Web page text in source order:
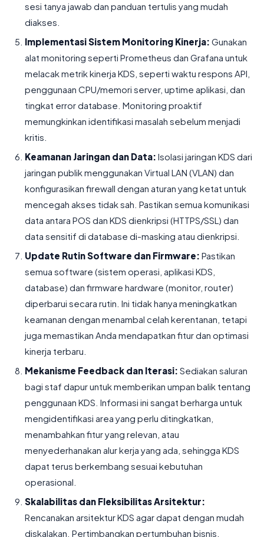
sesi tanya jawab dan panduan tertulis yang mudah
diakses.
Implementasi Sistem Monitoring Kinerja: Gunakan
alat monitoring seperti Prometheus dan Grafana untuk
melacak metrik kinerja KDS, seperti waktu respons API,
penggunaan CPU/memori server, uptime aplikasi, dan
tingkat error database. Monitoring proaktif
memungkinkan identifikasi masalah sebelum menjadi
kritis.
Keamanan Jaringan dan Data: Isolasi jaringan KDS dari
jaringan publik menggunakan Virtual LAN (VLAN) dan
konfigurasikan firewall dengan aturan yang ketat untuk
mencegah akses tidak sah. Pastikan semua komunikasi
data antara POS dan KDS dienkripsi (HTTPS/SSL) dan
data sensitif di database di-masking atau dienkripsi.
Update Rutin Software dan Firmware: Pastikan
semua software (sistem operasi, aplikasi KDS,
database) dan firmware hardware (monitor, router)
diperbarui secara rutin. Ini tidak hanya meningkatkan
keamanan dengan menambal celah kerentanan, tetapi
juga memastikan Anda mendapatkan fitur dan optimasi
kinerja terbaru.
Mekanisme Feedback dan Iterasi: Sediakan saluran
bagi staf dapur untuk memberikan umpan balik tentang
penggunaan KDS. Informasi ini sangat berharga untuk
mengidentifikasi area yang perlu ditingkatkan,
menambahkan fitur yang relevan, atau
menyederhanakan alur kerja yang ada, sehingga KDS
dapat terus berkembang sesuai kebutuhan
operasional.
Skalabilitas dan Fleksibilitas Arsitektur:
Rencanakan arsitektur KDS agar dapat dengan mudah
diskalakan. Pertimbangkan pertumbuhan bisnis,